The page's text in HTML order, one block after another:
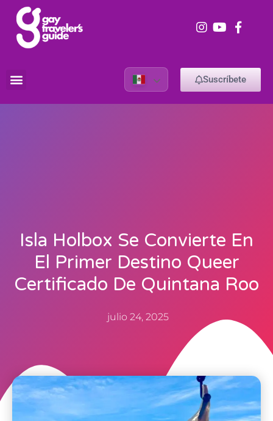
Suscríbete
Isla Holbox Se Convierte En
El Primer Destino Queer
Certificado De Quintana Roo
julio 24, 2025